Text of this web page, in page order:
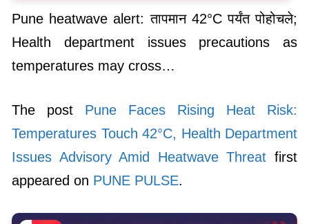
Pune heatwave alert: तापमान 42°C पर्यंत पोहोचले;
Health department issues precautions as
temperatures may cross…
The post Pune Faces Rising Heat Risk:
Temperatures Touch 42°C, Health Department
Issues Advisory Amid Heatwave Threat first
appeared on PUNE PULSE.